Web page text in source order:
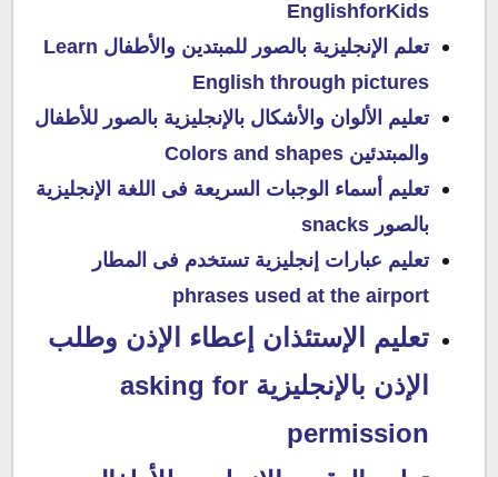
EnglishforKids
تعلم الإنجليزية بالصور للمبتدين والأطفال Learn
English through pictures
تعليم الألوان والأشكال بالإنجليزية بالصور للأطفال
والمبتدئين Colors and shapes
تعليم أسماء الوجبات السريعة فى اللغة الإنجليزية
بالصور snacks
تعليم عبارات إنجليزية تستخدم فى المطار
phrases used at the airport
تعليم الإستئذان إعطاء الإذن وطلب
الإذن بالإنجليزية asking for
permission